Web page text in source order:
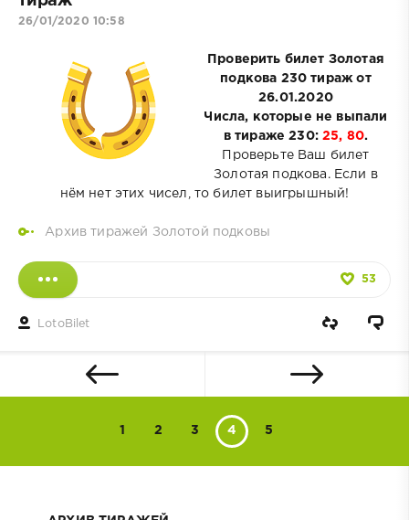
26/01/2020 10:58
Проверить билет Золотая
подкова 230 тираж от
26.01.2020
Числа, которые не выпали
в тираже 230:25, 80.
Проверьте Ваш билет
Золотая подкова. Если в
нём нет этих чисел, то билет выигрышный!
Архив тиражей Золотой подковы
53
LotoBilet
1 2 3 4 5